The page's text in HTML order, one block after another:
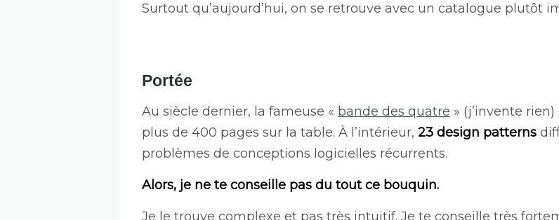
Surtout qu’aujourd’hui, on se retrouve avec un catalogue plutôt
Portée
Au siècle dernier, la fameuse « bande des quatre » (j’invente
plus de 400 pages sur la table. À l’intérieur, 23 design patterns
problèmes de conceptions logicielles récurrents.
Alors, je ne te conseille pas du tout ce bouquin.
Je le trouve complexe et pas très intuitif. Je te conseille très